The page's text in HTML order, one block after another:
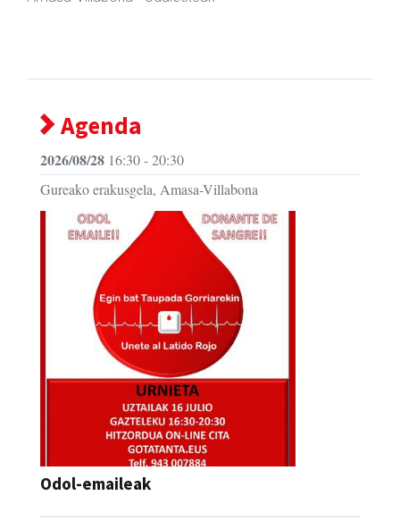
Agenda
2026/08/28 16:30 - 20:30
Gureako erakusgela, Amasa-Villabona
Odol-emaileak